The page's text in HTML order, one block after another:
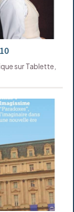
sur Tablette,